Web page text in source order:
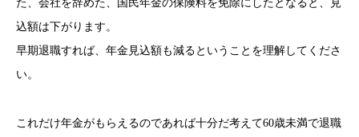
た、会社を辞めた、国民年金の保険料を免除にしたとなると、見
込額は下がります。
早期退職すれば、年金見込額も減るということを理解してくださ
い。
これだけ年金がもらえるのであれば十分だ考えて60歳未満で退職